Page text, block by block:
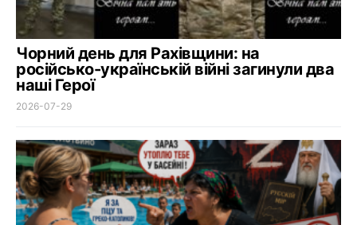
Чорний день для Рахівщини: на
російсько-українській війні загинули два
наші Герої
2026-07-29